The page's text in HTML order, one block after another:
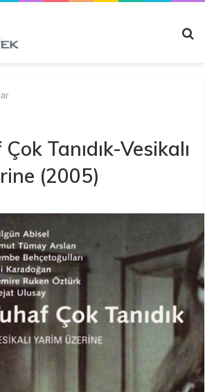
Tanıdık-Vesikalı
(2005)